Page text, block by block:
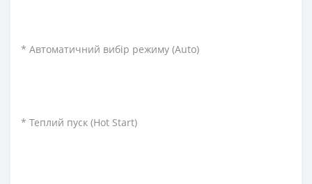
* Автоматичний вибір режиму (Auto)
* Теплий пуск (Hot Start)